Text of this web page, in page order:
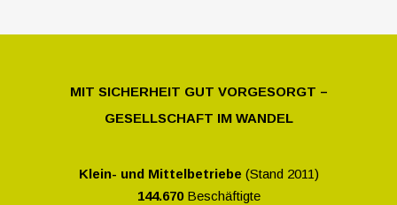
MIT SICHERHEIT GUT VORGESORGT –
GESELLSCHAFT IM WANDEL
Klein- und Mittelbetriebe (Stand 2011)
144.670Beschäftigte